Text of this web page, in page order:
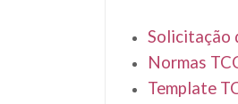
Solicitação
Normas
Template